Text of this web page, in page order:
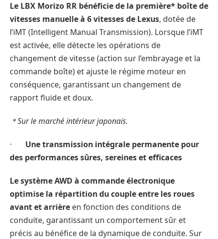
Le LBX Morizo RR bénéficie de la première* boîte de
vitesses manuelle à 6 vitesses de Lexus, dotée de
l’iMT (Intelligent Manual Transmission). Lorsque l’iMT
est activée, elle détecte les opérations de
changement de vitesse (action sur l’embrayage et la
commande boîte) et ajuste le régime moteur en
conséquence, garantissant un changement de
rapport fluide et doux.
＊Sur le marché intérieur japonais.
· Une transmission intégrale permanente pour
des performances sûres, sereines et efficaces
Le système AWD à commande électronique
optimise la répartition du couple entre les roues
avant et arrière en fonction des conditions de
conduite, garantissant un comportement sûr et
précis au bénéfice de la dynamique de conduite. Sur